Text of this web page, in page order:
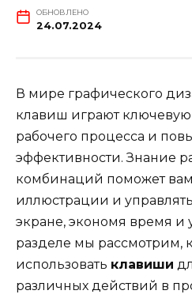
ОБНОВЛЕНО
24.07.2024
В мире графического
клавиш играют
рабочего процесса и
эффективности. Знание
комбинаций поможет вам
иллюстрации и
экране, экономя время и
разделе мы рассмотрим,
использовать клавиши
различных действий в